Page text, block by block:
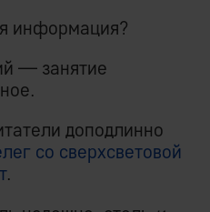
информация?
— занятие
доподлинно
со сверхсветовой
.